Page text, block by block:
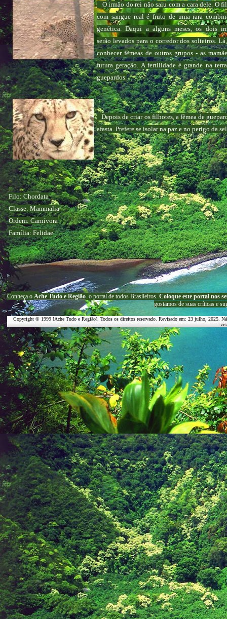
O irmão do rei não saiu com a cara dele. O
com sangue real é fruto de uma rara
genética. Daqui a alguns meses, os dois
serão levados para o corredor dos solteiros.
conhecer fêmeas de outros grupos - as
futura geração. A fertilidade é grande na
guepardos.
Depois de criar os filhotes, a fêmea de
afasta. Prefere se isolar na paz e no perigo da
Filo: Chordata
Classe: Mammalia
Ordem: Carnívora
Família: Felidae
Conheça o Ache Tudo e Região o portal de todos Brasileiros. Coloque este portal nos
gostamos de suas críticas e
Copyright © 1999 [Ache Tudo e Região]. Todos os direitos reservado. Revisado em: 23 julho, 2025 .